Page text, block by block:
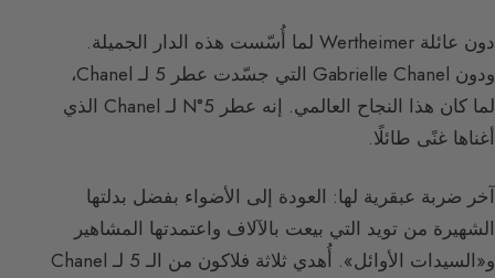
دون عائلة Wertheimer لما أُسّست هذه الدار الجميلة.
ودون Gabrielle Chanel التي جسّدت عطر 5 لـ Chanel،
لما كان هذا النجاح العالمي. إنه عطر N°5 لـ Chanel الذي
أغناها غنًى طائلًا.
آخر ضربة عبقرية لها: العودة إلى الأضواء بفضل بدلتها
الشهيرة من تويد التي بيعت بالآلاف واعتمدتها المشاهير
و«السيدات الأوائل». أُهدي ثلاثة فلاكون من الـ 5 لـ Chanel